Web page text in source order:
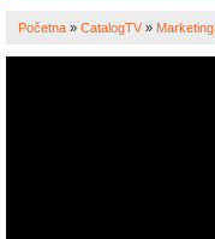
Početna » CatalogTV » Marketing